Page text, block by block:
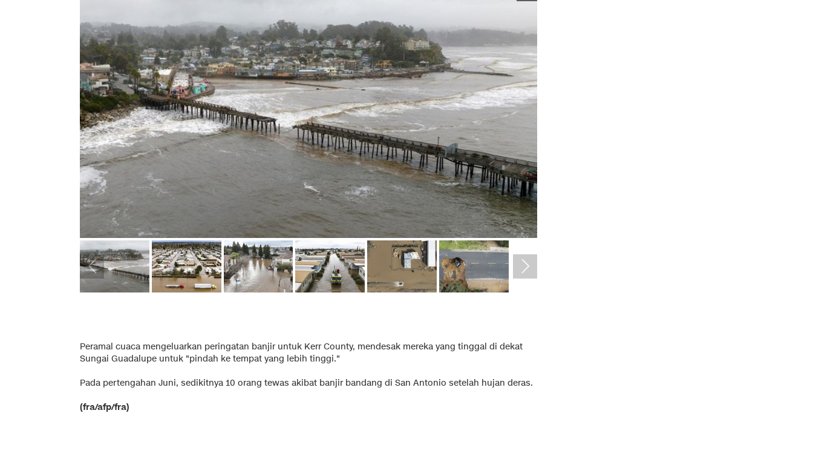
Peramal cuaca mengeluarkan peringatan banjir untuk Kerr County, mendesak mereka yang tinggal di dekat
Sungai Guadalupe untuk "pindah ke tempat yang lebih tinggi."
Pada pertengahan Juni, sedikitnya 10 orang tewas akibat banjir bandang di San Antonio setelah hujan deras.
(fra/afp/fra)